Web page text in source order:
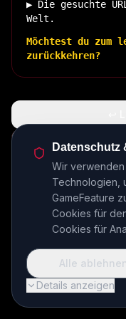
▶ Die gesuchte
Welt.
Möchtest du zum
zurückkehren?
🏠
Datenschutz
Wir
Technologien,
GameFeature
Cookies für
Cookies für
Details anzeigen
Alle ablehnen